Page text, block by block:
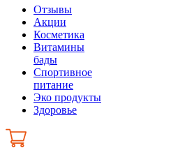
Отзывы
Акции
Косметика
Витамины
бады
Спортивное
питание
Эко продукты
Здоровье